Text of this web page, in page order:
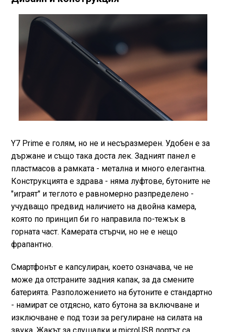
Y7 Prime е голям, но не и несъразмерен. Удобен е за
държане и също така доста лек. Задният панел е
пластмасов а рамката - метална и много елегантна.
Конструкцията е здрава - няма луфтове, бутоните не
"играят" и теглото е равномерно разпределено -
учудващо предвид наличието на двойна камера,
която по принцип би го направила по-тежък в
горната част. Камерата стърчи, но не е нещо
фрапантно.
Смартфонът е капсулиран, което означава, че не
може да отстраните задния капак, за да смените
батерията. Разположението на бутоните е стандартно
- намират се отдясно, като бутона за включване и
изключване е под този за регулиране на силата на
звука. Жакът за слушалки и microUSB портът са